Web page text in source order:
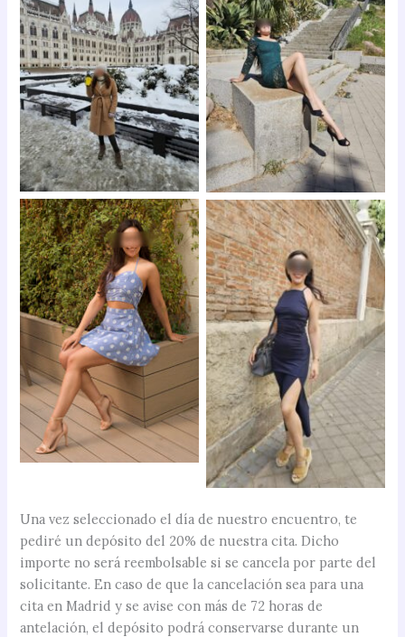
Una vez seleccionado el día de nuestro encuentro, te
pediré un depósito del 20% de nuestra cita. Dicho
importe no será reembolsable si se cancela por parte del
solicitante. En caso de que la cancelación sea para una
cita en Madrid y se avise con más de 72 horas de
antelación, el depósito podrá conservarse durante un